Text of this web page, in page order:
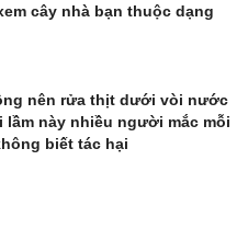
cây nhà bạn thuộc dạng
nên rửa thịt dưới vòi nước
lầm này nhiều người mắc mỗi
biết tác hại